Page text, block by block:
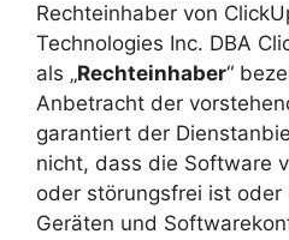
Rechteinhaber von
Technologies Inc. DBA
als „Rechteinhaber“
Anbetracht der
garantiert der
nicht, dass die Software
oder störungsfrei ist oder
Geräten und